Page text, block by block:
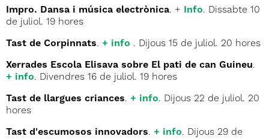
Impro. Dansa i música electrònica. + Info. Dissabte 10
de juliol. 19 hores
Tast de Corpinnats. + info . Dijous 15 de juliol. 20 hores
Xerrades Escola Elisava sobre El pati de can Guineu.
+ info. Divendres 16 de juliol. 19 hores
Tast de llargues criances. + info. Dijous 22 de juliol. 20
hores
Tast d'escumosos innovadors. + info. Dijous 29 de